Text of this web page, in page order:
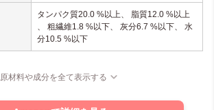
タンパク質20.0 %以上、 脂質12.0 %以上
、 粗繊維1.8 %以下、 灰分6.7 %以下、 水
分10.5 %以下
原材料や成分を全て表示する